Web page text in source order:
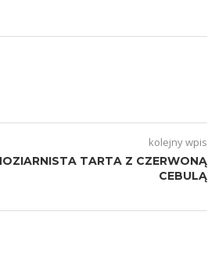
kolejny wpis
TARTA Z CZERWONĄ
CEBULĄ